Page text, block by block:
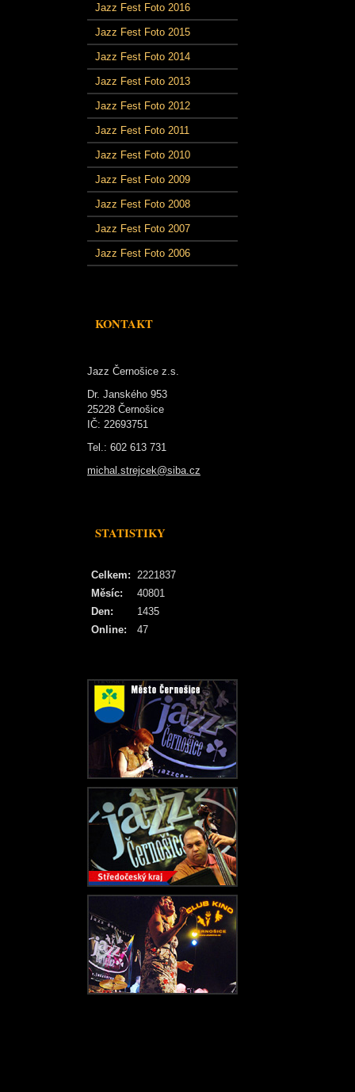
Jazz Fest Foto 2016
Jazz Fest Foto 2015
Jazz Fest Foto 2014
Jazz Fest Foto 2013
Jazz Fest Foto 2012
Jazz Fest Foto 2011
Jazz Fest Foto 2010
Jazz Fest Foto 2009
Jazz Fest Foto 2008
Jazz Fest Foto 2007
Jazz Fest Foto 2006
KONTAKT
Jazz Černošice z.s.
Dr. Janského 953
25228 Černošice
IČ: 22693751
Tel.: 602 613 731
michal.strejcek@siba.cz
STATISTIKY
Online: 47
Celkem: 2221837
Měsíc:
40801
Den:
1435